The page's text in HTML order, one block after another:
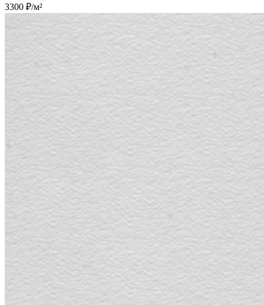
3300 ₽/м²